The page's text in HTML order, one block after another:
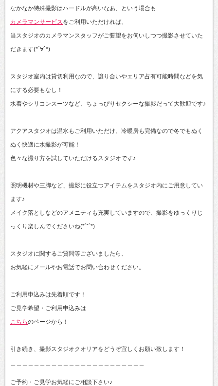
なかなか特殊撮影はハードルが高いなあ、という場合も
カメラマンサービス をご利用いただければ、
当スタジオのカメラマンスタッフがご要望をお伺いしつつ撮影させていた
だきます(*´∀`*)
スタジオ室内は貸切利用なので、譲り合いやエリア占有可能時間などを気
にする必要もなし！
水着やシリコンスーツなど、ちょっぴりセクシーな撮影だって大歓迎です♪
アクアスタジオは温水もご利用いただけ、冷暖房も完備なので冬でもぬく
ぬく快適に水撮影が可能！
色々な撮り方を試していただけるスタジオです♪
照明機材や三脚など、撮影に役立つアイテムをスタジオ内にご用意してい
ます♪
メイク落としなどのアメニティも充実していますので、撮影をゆっくりじ
っくり楽しんでくださいね(*´˘`*)
スタジオに関するご質問等ございましたら、
お気軽にメールやお電話でお問い合わせください。
ご利用申込みは先着順です！
ご見学希望・ご利用申込みは
こちらのページから！
引き続き、撮影スタジオクオリアをどうぞ宜しくお願い致します！
ご予約・ご見学お気軽にご相談下さい♪